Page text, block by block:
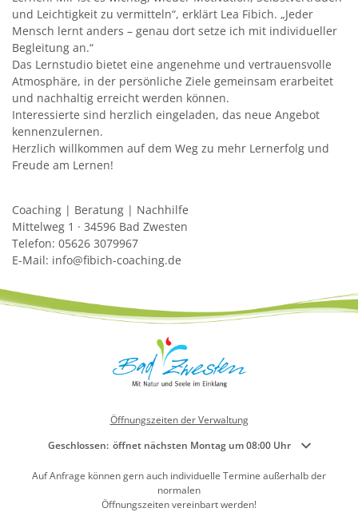
und Leichtigkeit zu vermitteln“, erklärt Lea Fibich. „Jeder
Mensch lernt anders – genau dort setze ich mit individueller
Begleitung an.“
Das Lernstudio bietet eine angenehme und vertrauensvolle
Atmosphäre, in der persönliche Ziele gemeinsam erarbeitet
und nachhaltig erreicht werden können.
Interessierte sind herzlich eingeladen, das neue Angebot
kennenzulernen.
Herzlich willkommen auf dem Weg zu mehr Lernerfolg und
Freude am Lernen!
Coaching | Beratung | Nachhilfe
Mittelweg 1 · 34596 Bad Zwesten
Telefon: 05626 3079967
E-Mail: info@fibich-coaching.de
Öffnungszeiten der Verwaltung
Klicken, um weitere Öffnungs- oder Schließzeiten auszublenden
Geschlossen: öffnet nächsten Montag um 08:00 Uhr
Auf Anfrage können gern auch individuelle Termine außerhalb der
normalen
Öffnungszeiten vereinbart werden!